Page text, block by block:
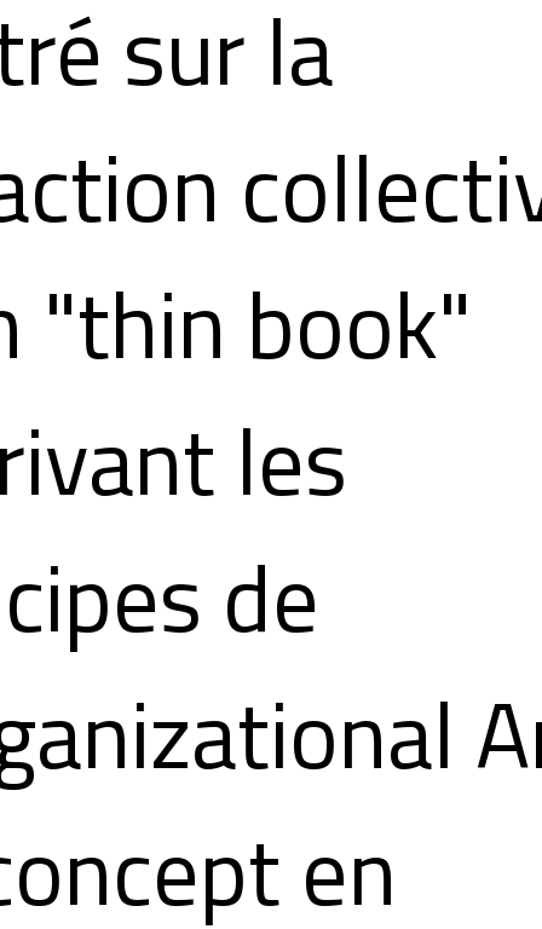
sur la
"thin book"
les
de
en